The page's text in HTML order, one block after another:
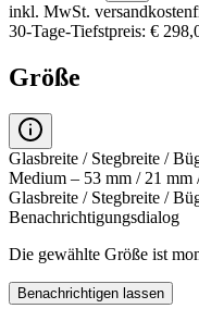
inkl. MwSt.
30-Tage-Tiefstpreis: €
Größe
Glasbreite / Stegbreite /
Medium – 53 mm / 21 mm
Glasbreite / Stegbreite /
Benachrichtigungsdialog
Die gewählte Größe ist
Benachrichtigen lassen